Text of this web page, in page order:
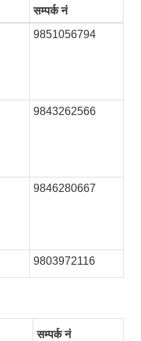
सम्पर्क नं
9851056794
9843262566
9846280667
9803972116
सम्पर्क नं